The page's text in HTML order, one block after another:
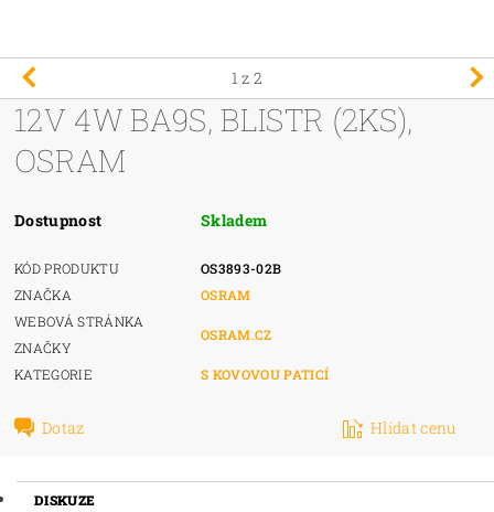
1 z 2
12V 4W BA9S, BLISTR (2KS),
OSRAM
Dostupnost Skladem
KÓD PRODUKTU
OS3893-02B
ZNAČKA
OSRAM
WEBOVÁ STRÁNKA
ZNAČKY
OSRAM.CZ
KATEGORIE S KOVOVOU PATICÍ
Dotaz Hlídat cenu
DISKUZE